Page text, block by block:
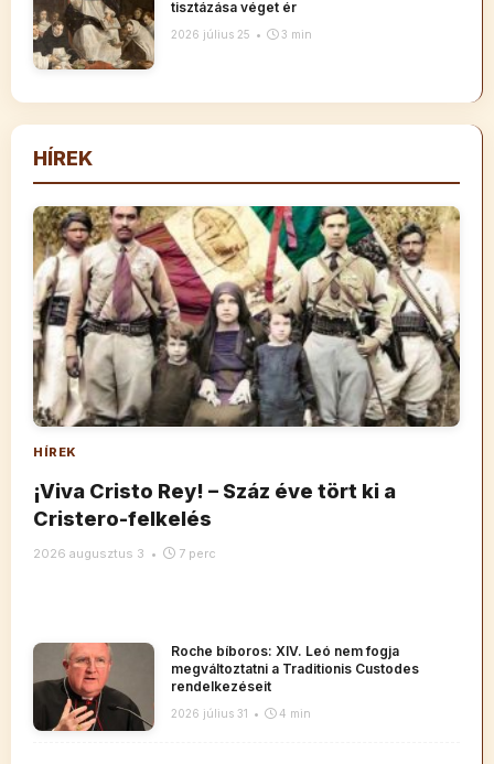
tisztázása véget ér
2026 július 25 • 3 min
HÍREK
HÍREK
¡Viva Cristo Rey! – Száz éve tört ki a
Cristero-felkelés
2026 augusztus 3 • 7 perc
Roche bíboros: XIV. Leó nem fogja
megváltoztatni a Traditionis Custodes
rendelkezéseit
2026 július 31 • 4 min